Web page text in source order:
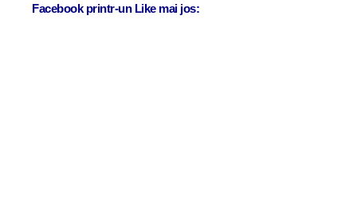
Facebook printr-un Like mai jos: